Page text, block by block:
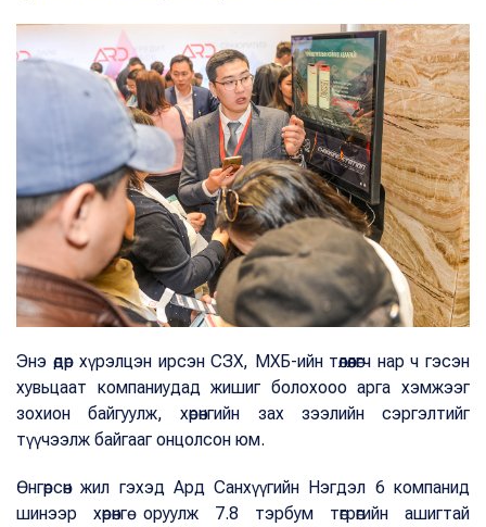
Энэ өдөр хүрэлцэн ирсэн СЗХ, МХБ-ийн төлөөлөгч нар ч гэсэн
хувьцаат компаниудад жишиг болохооо арга хэмжээг
зохион байгуулж, хөрөнгийн зах зээлийн сэргэлтийг
түүчээлж байгааг онцолсон юм.
Өнгөрсөн жил гэхэд Ард Санхүүгийн Нэгдэл 6 компанид
шинээр хөрөнгө оруулж 7.8 тэрбум төгрөгийн ашигтай